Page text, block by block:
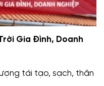
Gia Đình, Doanh
tái tạo, sạch, thân